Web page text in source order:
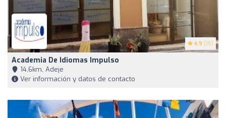
4.9 (15)
Academia De Idiomas Impulso
14,6km, Adeje
Ver información y datos de contacto